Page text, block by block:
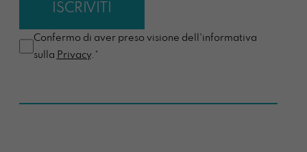
Confermo di aver preso visione dell'informativa
sulla Privacy.*